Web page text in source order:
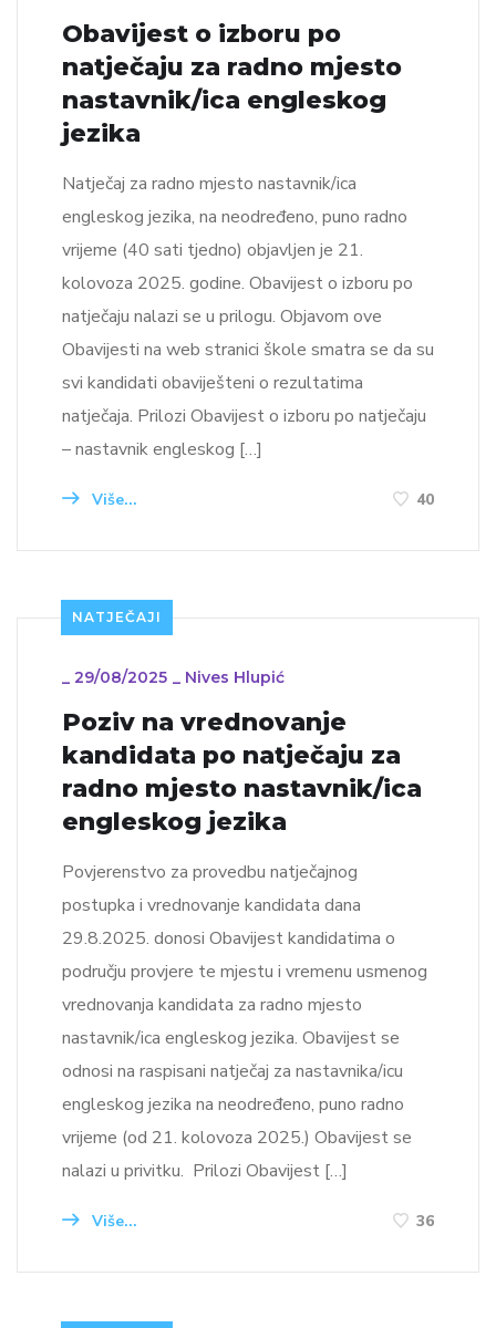
Obavijest o izboru po
natječaju za radno mjesto
nastavnik/ica engleskog
jezika
Natječaj za radno mjesto nastavnik/ica
engleskog jezika, na neodređeno, puno radno
vrijeme (40 sati tjedno) objavljen je 21.
kolovoza 2025. godine. Obavijest o izboru po
natječaju nalazi se u prilogu. Objavom ove
Obavijesti na web stranici škole smatra se da su
svi kandidati obaviješteni o rezultatima
natječaja. Prilozi Obavijest o izboru po natječaju
– nastavnik engleskog […]
Više... 40
NATJEČAJI
_ 29/08/2025 _ Nives Hlupić
Poziv na vrednovanje
kandidata po natječaju za
radno mjesto nastavnik/ica
engleskog jezika
Povjerenstvo za provedbu natječajnog
postupka i vrednovanje kandidata dana
29.8.2025. donosi Obavijest kandidatima o
području provjere te mjestu i vremenu usmenog
vrednovanja kandidata za radno mjesto
nastavnik/ica engleskog jezika. Obavijest se
odnosi na raspisani natječaj za nastavnika/icu
engleskog jezika na neodređeno, puno radno
vrijeme (od 21. kolovoza 2025.) Obavijest se
nalazi u privitku. Prilozi Obavijest […]
Više... 36